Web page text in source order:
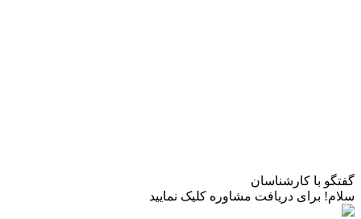
گفتگو با کارشناسان
سلام! برای دریافت مشاوره کلیک نمایید